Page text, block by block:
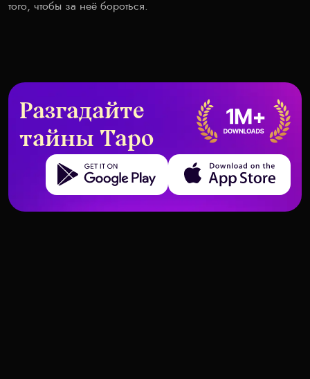
того, чтобы за неё бороться.
Разгадайте
тайны Таро
Get it on Google Play Download on the App Store